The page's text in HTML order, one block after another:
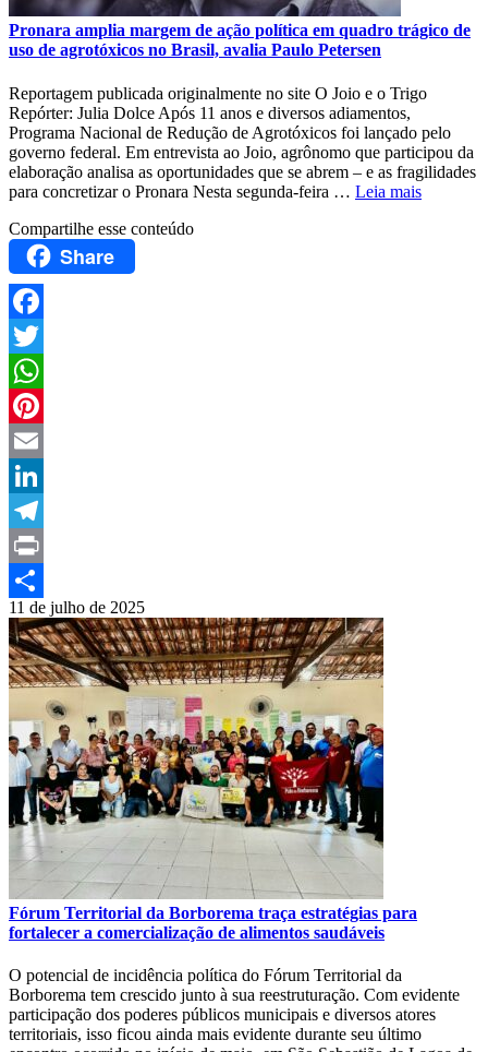
Pronara amplia margem de ação política em quadro trágico de
uso de agrotóxicos no Brasil, avalia Paulo Petersen
Reportagem publicada originalmente no site O Joio e o Trigo
Repórter: Julia Dolce Após 11 anos e diversos adiamentos,
Programa Nacional de Redução de Agrotóxicos foi lançado pelo
governo federal. Em entrevista ao Joio, agrônomo que participou da
elaboração analisa as oportunidades que se abrem – e as fragilidades
para concretizar o Pronara Nesta segunda-feira … Leia mais
Compartilhe esse conteúdo
Share
Facebook
Twitter
WhatsApp
Pinterest
Email
LinkedIn
Telegram
Print
Compartilhar
11 de julho de 2025
Fórum Territorial da Borborema traça estratégias para
fortalecer a comercialização de alimentos saudáveis
O potencial de incidência política do Fórum Territorial da
Borborema tem crescido junto à sua reestruturação. Com evidente
participação dos poderes públicos municipais e diversos atores
territoriais, isso ficou ainda mais evidente durante seu último